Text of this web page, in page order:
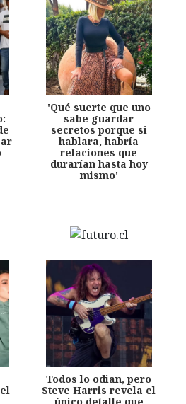
'Qué suerte que uno
sabe guardar
secretos porque si
hablara, habría
relaciones que
durarían hasta hoy
mismo'
Todos lo odian, pero
Steve Harris revela el